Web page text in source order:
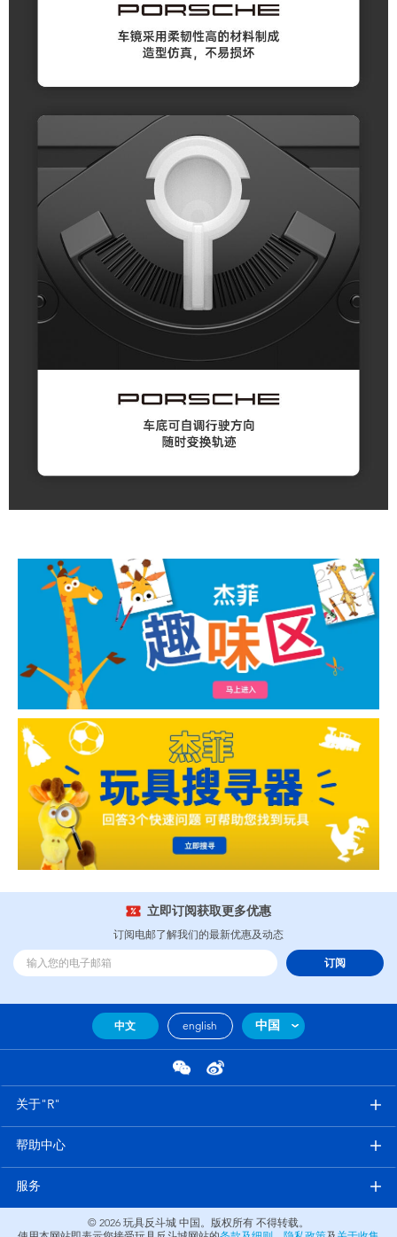
立即订阅获取更多优惠
订阅电邮了解我们的最新优惠及动态
订阅
中文 english 中国
关于"R"
帮助中心
服务
© 2026 玩具反斗城 中国。版权所有 不得转载。